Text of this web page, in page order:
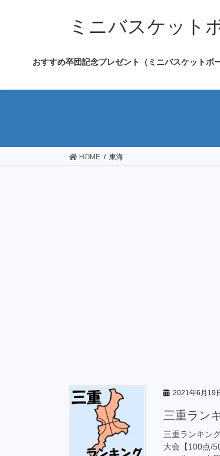
ス
ン
ミニバスケット
おすすめ卒団記念プレゼント（ミニバスケットボー
HOME 東海
2021年6月19
三重ラン
三重ランキン
大会【100点/